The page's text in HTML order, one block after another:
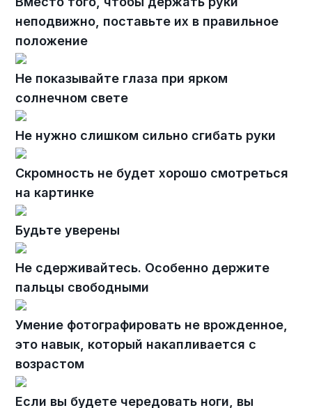
неподвижно, поставьте их в правильное
положение
Не показывайте глаза при ярком
солнечном свете
Не нужно слишком сильно сгибать руки
Скромность не будет хорошо смотреться
на картинке
Будьте уверены
Не сдерживайтесь. Особенно держите
пальцы свободными
Умение фотографировать не врожденное,
это навык, который накапливается с
возрастом
Если вы будете чередовать ноги, вы